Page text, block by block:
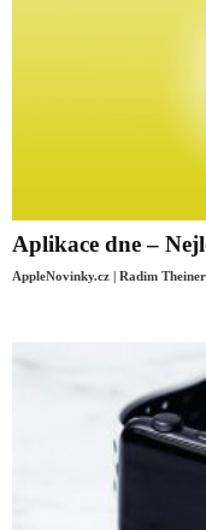
Aplikace dne –
AppleNovinky.cz | Radim Theiner